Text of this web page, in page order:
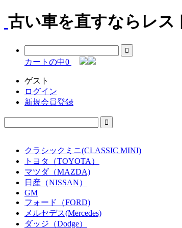
古い車を直すならレ
カートの中0
ゲスト
ログイン
新規会員登録
クラシックミニ(CLASSIC MINI)
トヨタ（TOYOTA）
マツダ（MAZDA)
日産（NISSAN）
GM
フォード（FORD)
メルセデス(Mercedes)
ダッジ（Dodge）